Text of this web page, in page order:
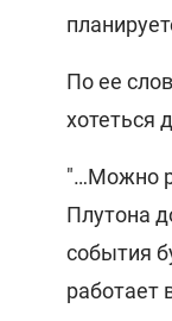
По ее
хотеться
"…Можно
Плутона
события
работает